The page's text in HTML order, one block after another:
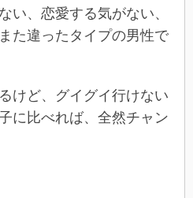
い、恋愛する気がない、
た違ったタイプの男性で
けど、グイグイ行けない
に比べれば、全然チャン